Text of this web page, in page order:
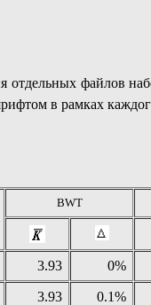
отдельных файлов
в рамках
BWT
3.93 0%
3.93 0.1%